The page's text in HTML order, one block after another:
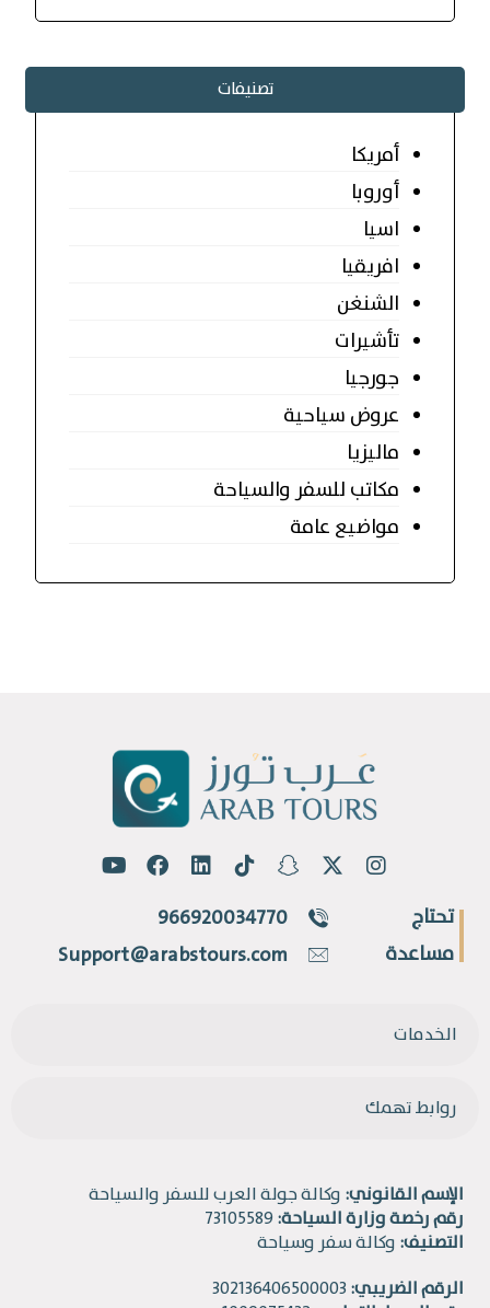
تصنيفات
أمريكا
أوروبا
اسيا
افريقيا
الشنغن
تأشيرات
جورجيا
عروض سياحية
ماليزيا
مكاتب للسفر والسياحة
مواضيع عامة
تحتاج
مساعدة
966920034770
Support@arabstours.com
الخدمات
روابط تهمك
الإسم القانوني: وكالة جولة العرب للسفر والسياحة
رقم رخصة وزارة السياحة:
التصنيف: وكالة سفر وسياحة
الرقم الضريبي: